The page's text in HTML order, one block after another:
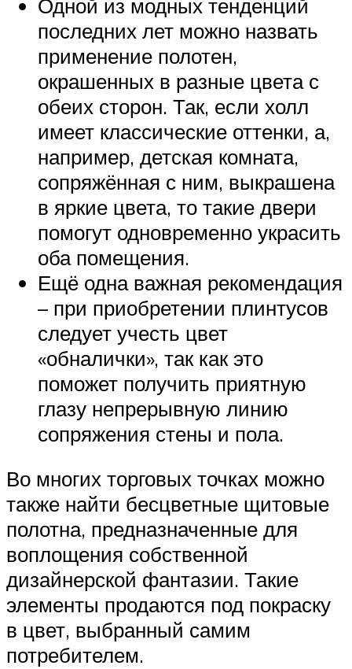
Одной из модных тенденций
последних лет можно назвать
применение полотен,
окрашенных в разные цвета с
обеих сторон. Так, если холл
имеет классические оттенки, а,
например, детская комната,
сопряжённая с ним, выкрашена
в яркие цвета, то такие двери
помогут одновременно украсить
оба помещения.
Ещё одна важная рекомендация
– при приобретении плинтусов
следует учесть цвет
«обналички», так как это
поможет получить приятную
глазу непрерывную линию
сопряжения стены и пола.
Во многих торговых точках можно
также найти бесцветные щитовые
полотна, предназначенные для
воплощения собственной
дизайнерской фантазии. Такие
элементы продаются под покраску
в цвет, выбранный самим
потребителем.